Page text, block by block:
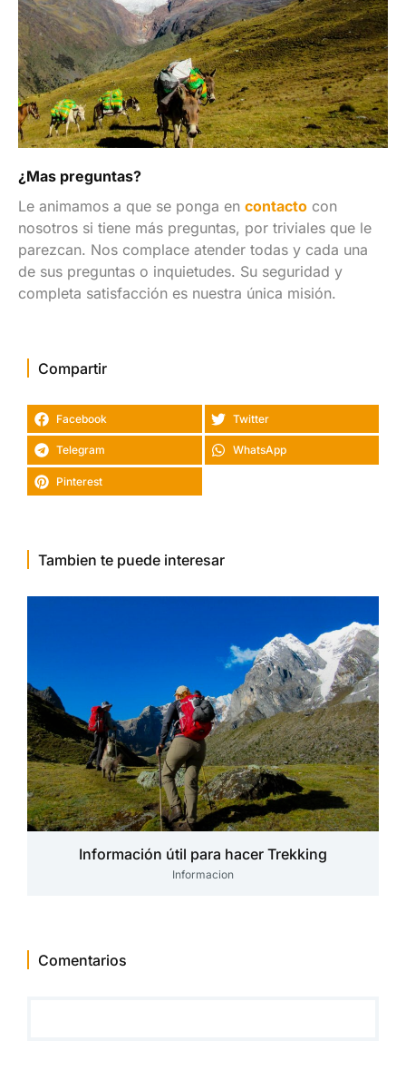
¿Mas preguntas?
Le animamos a que se ponga en contacto con
nosotros si tiene más preguntas, por triviales que le
parezcan. Nos complace atender todas y cada una
de sus preguntas o inquietudes. Su seguridad y
completa satisfacción es nuestra única misión.
Compartir
Facebook Twitter
Telegram WhatsApp
Pinterest
Tambien te puede interesar
Información útil para hacer Trekking
Informacion
Comentarios